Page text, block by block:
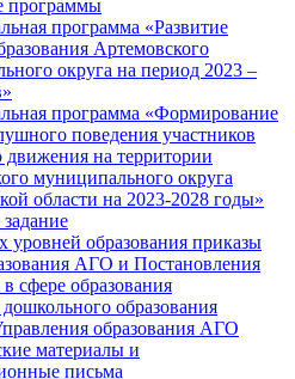
программы
программа «Развитие
Артемовского
округа на период 2023 –
программа «Формирование
поведения участников
движения на территории
муниципального округа
области на 2023-2028 годы»
образования приказы
АГО и Постановления
сфере образования
образования
образования АГО
материалы и
письма